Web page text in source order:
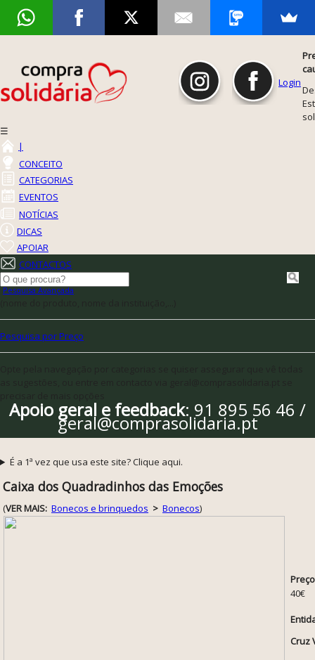
Login
☰
|
CONCEITO
CATEGORIAS
EVENTOS
NOTÍCIAS
DICAS
APOIAR
CONTACTOS
Pesquisa Avançada
Pesquisa por Preço
Apoio geral e feedback: 91 895 56 46 /
geral@comprasolidaria.pt
É a 1ª vez que usa este site? Clique aqui.
Caixa dos Quadradinhos das Emoções
(VER MAIS: Bonecos e brinquedos > Bonecos)
40€
Cruz